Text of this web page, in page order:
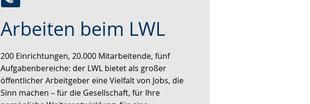
Arbeiten beim LWL
Zur
Leichten
Sprache
Aktiviere
Audio-
Unterstützung.
Ein
Video
in
Gebärdensprache
wird
angezeigt.
200 Einrichtungen, 20.000 Mitarbeitende, fünf
Aufgabenbereiche: der LWL bietet als großer
öffentlicher Arbeitgeber eine Vielfalt von Jobs, die
Sinn machen – für die Gesellschaft, für Ihre
persönliche Weiterentwicklung, für eine